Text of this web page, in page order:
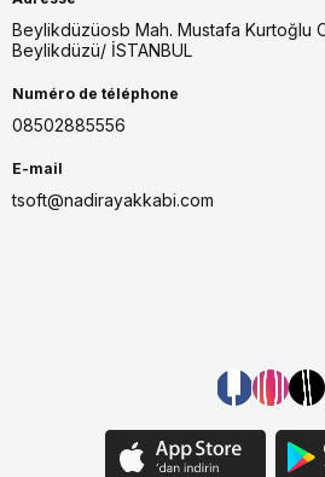
Beylikdüzüosb Mah. Mustafa Kurtoğlu
Beylikdüzü/ İSTANBUL
Numéro de téléphone
08502885556
E-mail
tsoft@nadirayakkabi.com